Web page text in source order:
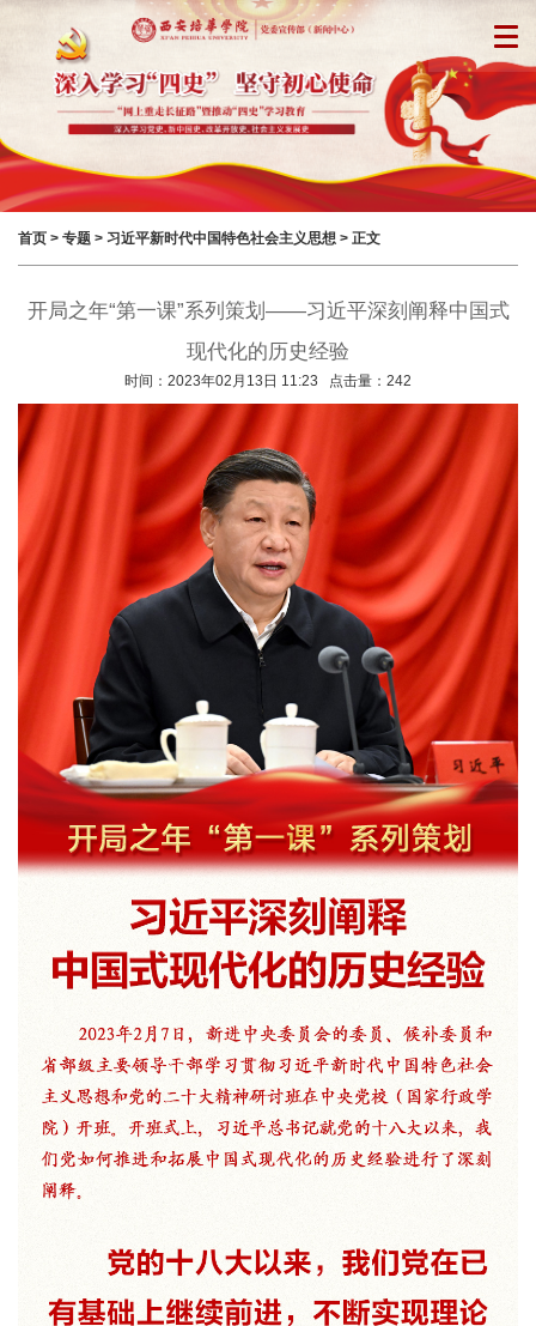
首页 > 专题 > 习近平新时代中国特色社会主义思想 > 正文
开局之年“第一课”系列策划——习近平深刻阐释中国式
现代化的历史经验
时间：2023年02月13日 11:23 点击量： 242